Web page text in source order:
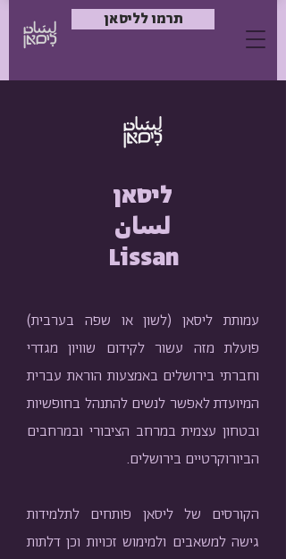
תרמו לליסאן
ליסאן
لسان
Lissan
עמותת ליסאן (לשון או שפה בערבית)
פועלת מזה עשור לקידום שוויון מגדרי
וחברתי בירושלים באמצעות הוראת עברית
המיועדת לאפשר לנשים להתנהל בחופשיות
ובטחון עצמית במרחב הציבורי ובמרחבים
הביורוקרטיים בירושלים.
הקורסים של ליסאן פותחים לתלמידות
גישה למשאבים ולמימוש זכויות וכן דלתות